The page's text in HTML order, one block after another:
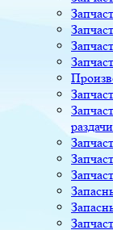
раздачи